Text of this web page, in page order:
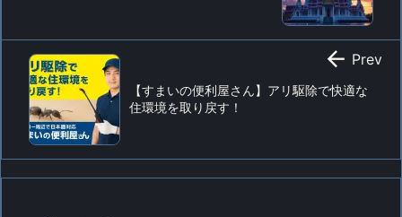
【すまいの便利屋さん】アリ駆除で快適な
住環境を取り戻す！
 Prev